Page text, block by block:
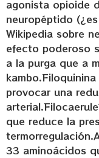
agonista opioide
neuropéptido
Wikipedia sobre
efecto poderoso
a la purga que a
provocar una
que reduce la
33 aminoácidos